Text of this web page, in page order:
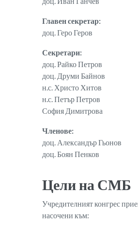
Главен секретар:
доц. Геро Геров
Секретари:
доц. Райко Петров
доц. Друми Байнов
н.с. Христо Хитов
н.с. Петър Петров
София Димитрова
Членове:
доц. Александър Гьонов
доц. Боян Пенков
Цели на СМБ
Учредителният конгрес
насочени към: